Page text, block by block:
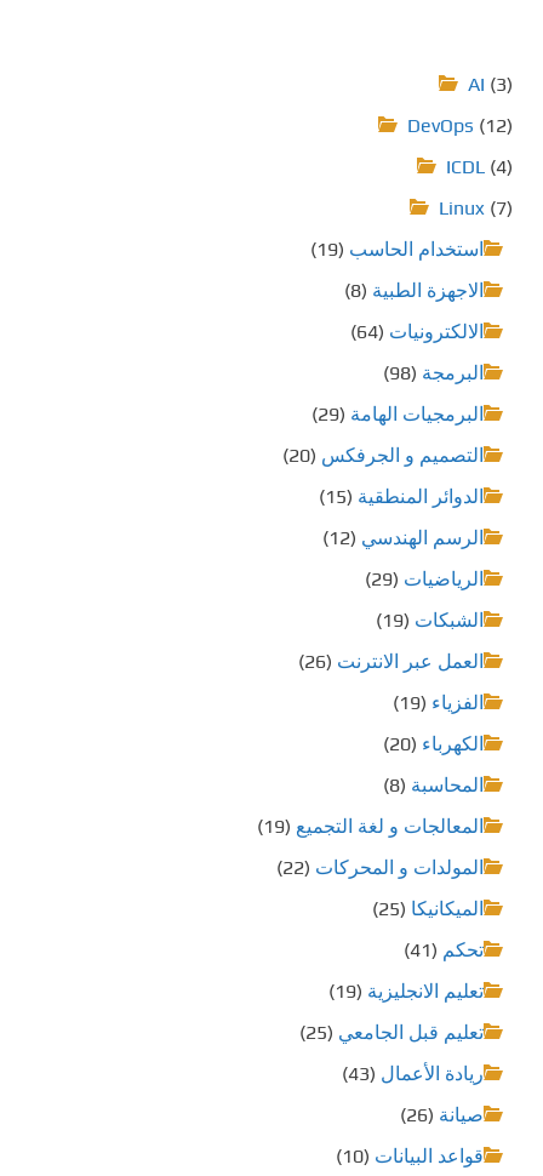
AI (3)
DevOps (12)
ICDL (4)
Linux (7)
استخدام الحاسب (19)
الاجهزة الطبية (8)
الالكترونيات (64)
البرمجة (98)
البرمجيات الهامة (29)
التصميم و الجرفكس (20)
الدوائر المنطقية (15)
الرسم الهندسي (12)
الرياضيات (29)
الشبكات (19)
العمل عبر الانترنت (26)
الفزياء (19)
الكهرباء (20)
المحاسبة (8)
المعالجات و لغة التجميع (19)
المولدات و المحركات (22)
الميكانيكا (25)
تحكم (41)
تعليم الانجليزية (19)
تعليم قبل الجامعي (25)
ريادة الأعمال (43)
صيانة (26)
قواعد البيانات (10)